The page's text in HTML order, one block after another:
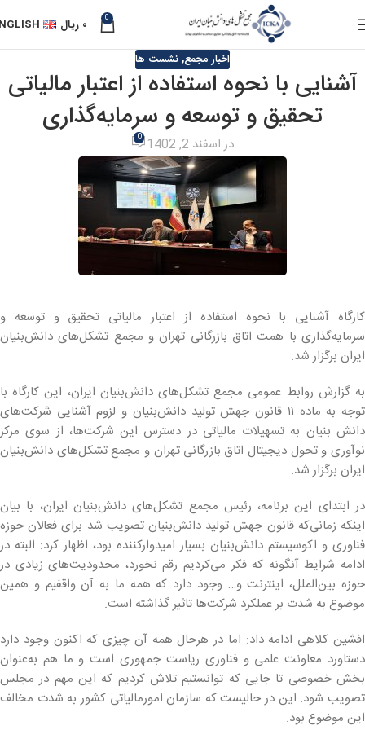
0 ۰ ریال
اخبار مجمع, نشست ها
آشنایی با نحوه استفاده از اعتبار مالیاتی
تحقیق و توسعه و سرمایه‌گذاری
در اسفند 2, 1402 0
کارگاه آشنایی با نحوه استفاده از اعتبار مالیاتی تحقیق و توسعه و
سرمایه‌گذاری با همت اتاق بازرگانی تهران و مجمع تشکل‌های دانش‌بنیان
ایران برگزار شد.
به گزارش روابط عمومی مجمع تشکل‌های دانش‌بنیان ایران، این کارگاه با
توجه به ماده ۱۱ قانون جهش تولید دانش‌بنیان و لزوم آشنایی شرکت‌های
دانش بنیان به تسهیلات مالیاتی در دسترس این شرکت‌ها، از سوی مرکز
نوآوری و تحول دیجیتال اتاق بازرگانی تهران و مجمع تشکل‌های دانش‌بنیان
ایران برگزار شد.
در ابتدای این برنامه، رئیس مجمع تشکل‌های دانش‌بنیان ایران، با بیان
اینکه زمانی‌که قانون جهش تولید دانش‌بنیان تصویب شد برای فعالان حوزه
فناوری و اکوسیستم دانش‌بنیان بسیار امیدوارکننده بود، اظهار کرد: البته در
ادامه شرایط آنگونه که فکر می‌کردیم رقم نخورد، محدودیت‌های زیادی در
حوزه بین‌الملل، اینترنت و… وجود دارد که همه ما به آن واقفیم و همین
موضوع به شدت بر عملکرد شرکت‌ها تاثیر گذاشته است.
افشین کلاهی ادامه داد: اما در هرحال همه آن چیزی که اکنون وجود دارد
دستاورد معاونت علمی و فناوری ریاست جمهوری است و ما هم به‌عنوان
بخش خصوصی تا جایی که توانستیم تلاش کردیم که این مهم در مجلس
تصویب شود. این در حالیست که سازمان امورمالیاتی کشور به شدت مخالف
این موضوع بود.